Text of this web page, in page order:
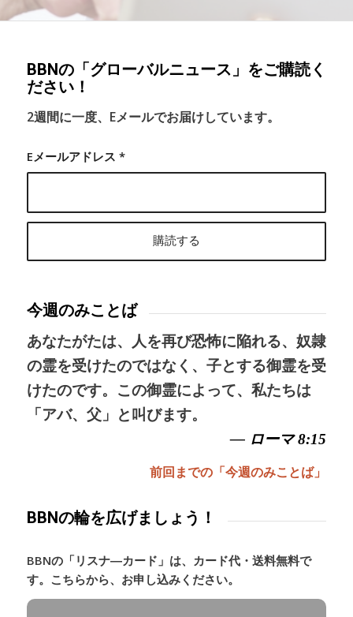
BBNの「グローバルニュース」をご購読く
ださい！
2週間に一度、Eメールでお届けしています。
Eメールアドレス *
今週のみことば
あなたがたは、人を再び恐怖に陥れる、奴隷
の霊を受けたのではなく、子とする御霊を受
けたのです。この御霊によって、私たちは
「アバ、父」と叫びます。
— ローマ 8:15
前回までの「今週のみことば」
BBNの輪を広げましょう！
BBNの「リスナ―カード」は、カード代・送料無料で
す。こちらから、お申し込みください。